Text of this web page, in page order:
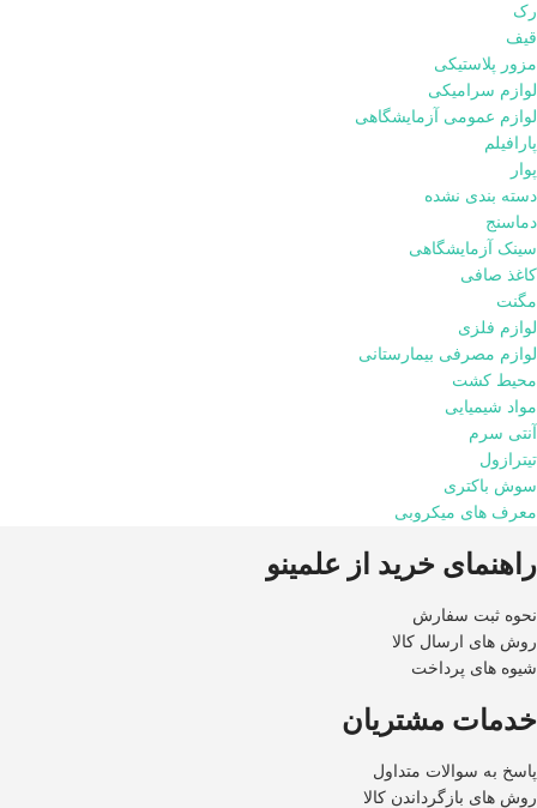
رک
قیف
مزور پلاستیکی
لوازم سرامیکی
لوازم عمومی آزمایشگاهی
پارافیلم
پوار
دسته بندی نشده
دماسنج
سینک آزمایشگاهی
کاغذ صافی
مگنت
لوازم فلزی
لوازم مصرفی بیمارستانی
محیط کشت
مواد شیمیایی
آنتی سرم
تیترازول
سوش باکتری
معرف های میکروبی
راهنمای خرید از علمینو
نحوه ثبت سفارش
روش های ارسال کالا
شیوه های پرداخت
خدمات مشتریان
پاسخ به سوالات متداول
روش های بازگرداندن کالا